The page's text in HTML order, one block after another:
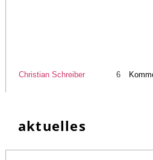
Christian Schreiber 6
aktuelles